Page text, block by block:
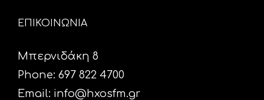
ΕΠΙΚΟΙΝΩΝΙΑ
Μπερνιδάκη 8
Phone: 697 822 4700
Email: info@hxosfm.gr